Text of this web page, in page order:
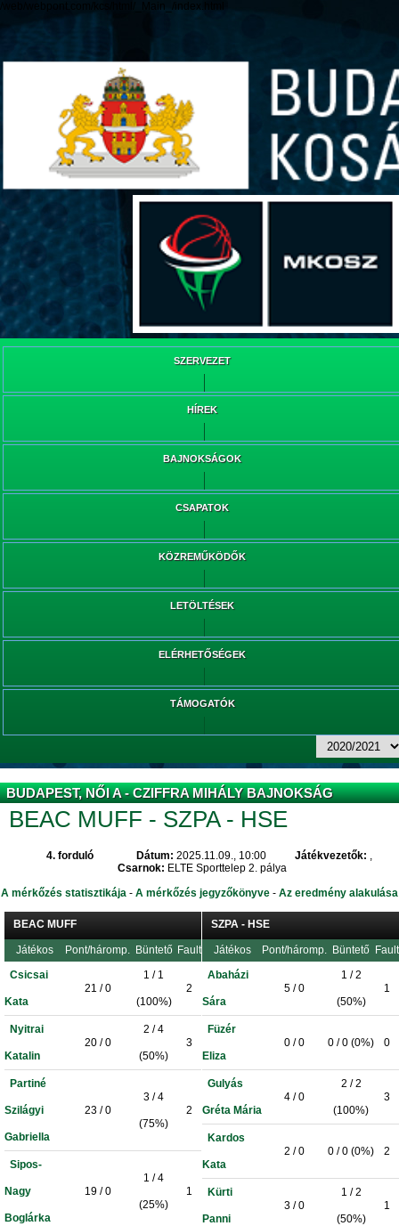
/web/webpont.com/kcs/html/_Main_/index.html
SZERVEZET
HÍREK
BAJNOKSÁGOK
CSAPATOK
KÖZREMŰKÖDŐK
LETÖLTÉSEK
ELÉRHETŐSÉGEK
TÁMOGATÓK
BUDAPEST, NŐI A - CZIFFRA MIHÁLY BAJNOKSÁG
BEAC MUFF - SZPA - HSE
4. forduló Dátum: 2025.11.09., 10:00 Játékvezetők: ,
Csarnok: ELTE Sporttelep 2. pálya
A mérkőzés statisztikája - A mérkőzés jegyzőkönyve - Az eredmény alakulása
BEAC MUFF
Játékos Pont/háromp. Büntető Fault
Csicsai
Kata
21 / 0
1 / 1
(100%)
2
Nyitrai
Katalin
20 / 0
2 / 4
(50%)
3
Partiné
Szilágyi
Gabriella
23 / 0
3 / 4
(75%)
2
Sipos-
Nagy
Boglárka
19 / 0
1 / 4
(25%)
1
SZPA - HSE
Játékos Pont/háromp. Büntető Fault
Abaházi
Sára
5 / 0
1 / 2
(50%)
1
Füzér
Eliza
0 / 0 0 / 0 (0%) 0
Gulyás
Gréta Mária
4 / 0
2 / 2
(100%)
3
Kardos
Kata
2 / 0 0 / 0 (0%) 2
Kürti
Panni
3 / 0
1 / 2
(50%)
1